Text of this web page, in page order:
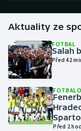
Golf
Gymnastika
Házená
Jezdectví
Judo
Aktuality ze
FOTBAL
Salah
Před 42
Před 2 hod